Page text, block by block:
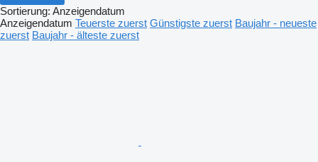
Sortierung: Anzeigendatum
Anzeigendatum Teuerste zuerst Günstigste zuerst Baujahr - neueste
zuerst Baujahr - älteste zuerst